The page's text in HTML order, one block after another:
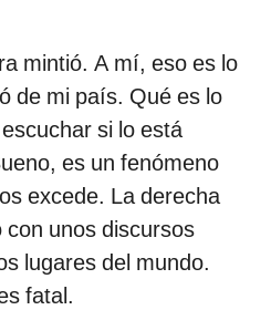
mintió. A mí, eso es lo
de mi país. Qué es lo
si lo está
es un fenómeno
excede. La derecha
unos discursos
lugares del mundo.
fatal.